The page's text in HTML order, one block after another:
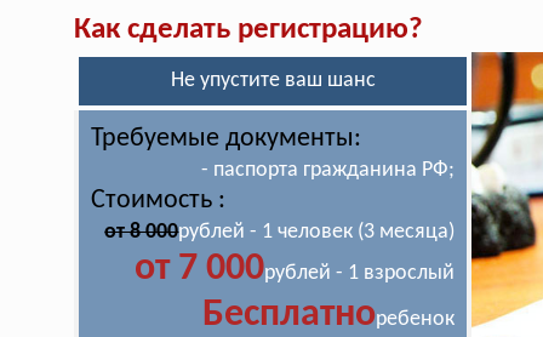
Как сделать регистрацию?
Не упустите ваш шанс
Требуемые документы:
- паспорта гражданина РФ;
Стоимость :
от 8 000рублей - 1 человек (3 месяца)
от 7 000рублей - 1 взрослый
Бесплатноребенок